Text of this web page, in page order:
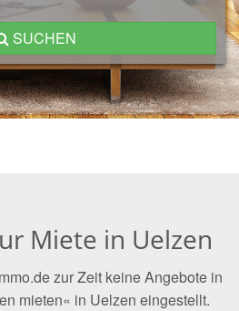
SUCHEN
Miete in Uelzen
zur Zeit keine Angebote in
mieten« in Uelzen eingestellt.